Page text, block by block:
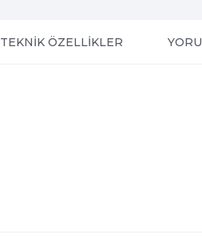
TEKNİK ÖZELLİKLER